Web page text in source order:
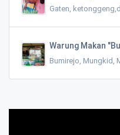
Gaten,
Warung Makan
Bumirejo, Mungkid,